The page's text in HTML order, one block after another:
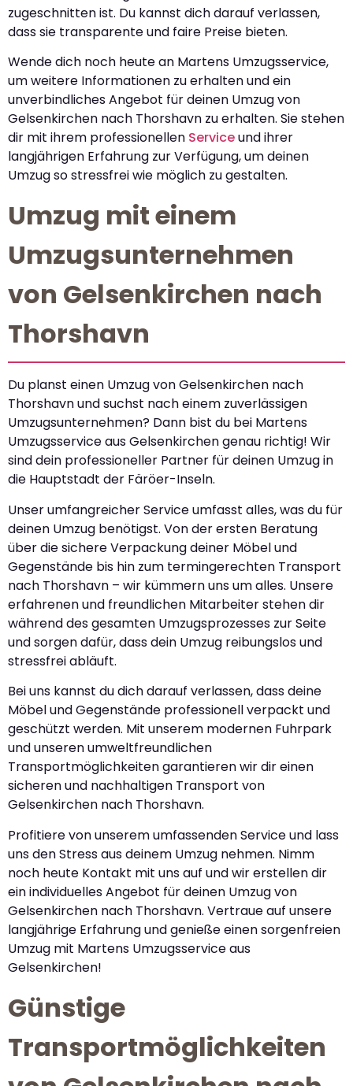
zugeschnitten ist. Du kannst dich darauf verlassen,
dass sie transparente und faire Preise bieten.
Wende dich noch heute an Martens Umzugsservice,
um weitere Informationen zu erhalten und ein
unverbindliches Angebot für deinen Umzug von
Gelsenkirchen nach Thorshavn zu erhalten. Sie stehen
dir mit ihrem professionellen Serviceund ihrer
langjährigen Erfahrung zur Verfügung, um deinen
Umzug so stressfrei wie möglich zu gestalten.
Umzug mit einem
Umzugsunternehmen
von Gelsenkirchen nach
Thorshavn
Du planst einen Umzug von Gelsenkirchen nach
Thorshavn und suchst nach einem zuverlässigen
Umzugsunternehmen? Dann bist du bei Martens
Umzugsservice aus Gelsenkirchen genau richtig! Wir
sind dein professioneller Partner für deinen Umzug in
die Hauptstadt der Färöer-Inseln.
Unser umfangreicher Service umfasst alles, was du für
deinen Umzug benötigst. Von der ersten Beratung
über die sichere Verpackung deiner Möbel und
Gegenstände bis hin zum termingerechten Transport
nach Thorshavn – wir kümmern uns um alles. Unsere
erfahrenen und freundlichen Mitarbeiter stehen dir
während des gesamten Umzugsprozesses zur Seite
und sorgen dafür, dass dein Umzug reibungslos und
stressfrei abläuft.
Bei uns kannst du dich darauf verlassen, dass deine
Möbel und Gegenstände professionell verpackt und
geschützt werden. Mit unserem modernen Fuhrpark
und unseren umweltfreundlichen
Transportmöglichkeiten garantieren wir dir einen
sicheren und nachhaltigen Transport von
Gelsenkirchen nach Thorshavn.
Profitiere von unserem umfassenden Service und lass
uns den Stress aus deinem Umzug nehmen. Nimm
noch heute Kontakt mit uns auf und wir erstellen dir
ein individuelles Angebot für deinen Umzug von
Gelsenkirchen nach Thorshavn. Vertraue auf unsere
langjährige Erfahrung und genieße einen sorgenfreien
Umzug mit Martens Umzugsservice aus
Gelsenkirchen!
Günstige
Transportmöglichkeiten